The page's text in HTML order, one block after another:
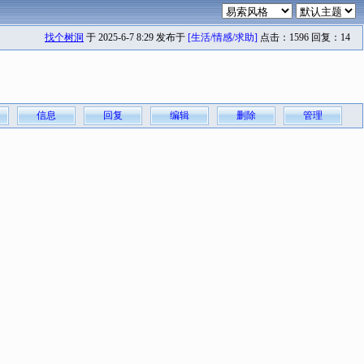
找个树洞 于 2025-6-7 8:29 发布于 [生活/情感/求助] 点击：1596 回复：14
信息 回复 编辑 删除 管理